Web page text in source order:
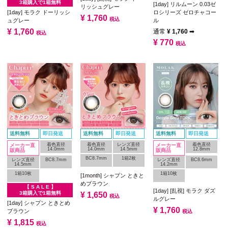
3箱購入で1箱無料
[1day] モラク ドーリッシ
ュグレー
¥ 1,760 税込
リッシュグレー
¥ 1,760 税込
[1day] リルムーン 0.03ゼ
ロシリーズ ゼロチャコー
ル
通常 ¥ 1,760 ➡
¥ 770 税込
送料無料 即日発送
メーカー直
販商品
着色直径
14.0mm
レンズ直径
14.5mm
BC8.7mm
1箱10枚
【 S A L E 】
3箱購入で1箱無料
[1day] シャプン ときとめ
ブラウン
¥ 1,815 税込
送料無料 即日発送
着色直径
14.0mm
レンズ直径
14.5mm
BC8.7mm
1箱2枚
[1month] シャプン ときと
めブラウン
¥ 1,650 税込
送料無料 即日発送
メーカー直
販商品
着色直径
12.8mm
レンズ直径
14.2mm
BC8.6mm
1箱10枚
[1day] [乱視] モラク ダズ
ルグレー
¥ 1,760 税込